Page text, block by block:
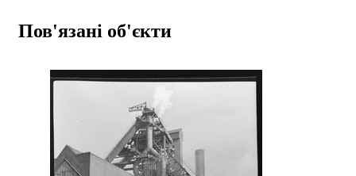
Пов'язані об'єкти